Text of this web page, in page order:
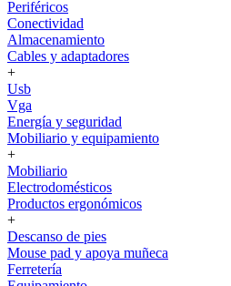
Periféricos
Conectividad
Almacenamiento
Cables y adaptadores
+
Usb
Vga
Energía y seguridad
Mobiliario y equipamiento
+
Mobiliario
Electrodomésticos
Productos ergonómicos
+
Descanso de pies
Mouse pad y apoya muñeca
Ferretería